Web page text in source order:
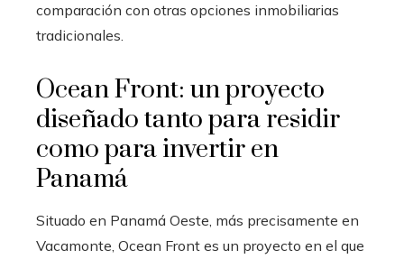
comparación con otras opciones inmobiliarias
tradicionales.
Ocean Front: un proyecto
diseñado tanto para residir
como para invertir en
Panamá
Situado en Panamá Oeste, más precisamente en
Vacamonte, Ocean Front es un proyecto en el que